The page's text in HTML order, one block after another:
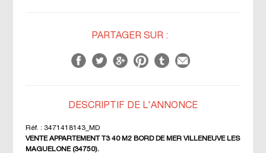
PARTAGER SUR :
DESCRIPTIF DE L'ANNONCE
Réf. : 3471418143_MD
VENTE APPARTEMENT T3 40 M2 BORD DE MER VILLENEUVE LES
MAGUELONE (34750).